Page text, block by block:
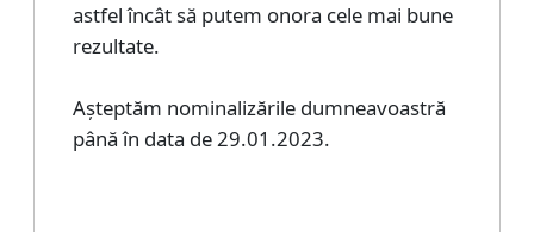
astfel încât să putem onora cele mai bune
rezultate.
Așteptăm nominalizările dumneavoastră
până în data de 29.01.2023.